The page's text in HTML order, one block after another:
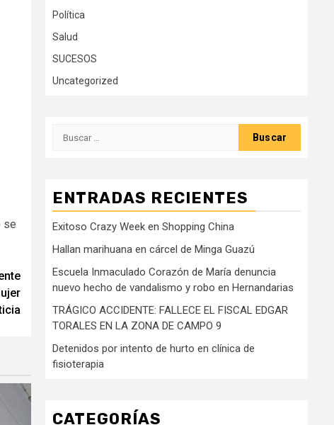
se
Política
Salud
SUCESOS
Uncategorized
Buscar:
ENTRADAS RECIENTES
Exitoso Crazy Week en Shopping China
Hallan marihuana en cárcel de Minga Guazú
Escuela Inmaculado Corazón de María denuncia
nuevo hecho de vandalismo y robo en Hernandarias
TRÁGICO ACCIDENTE: FALLECE EL FISCAL EDGAR
TORALES EN LA ZONA DE CAMPO 9
Detenidos por intento de hurto en clínica de
fisioterapia
CATEGORÍAS